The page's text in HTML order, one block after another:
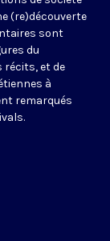
(re)découverte
sont
du
et de
à
remarqués